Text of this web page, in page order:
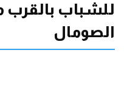
للشباب بالقرب
الصومال